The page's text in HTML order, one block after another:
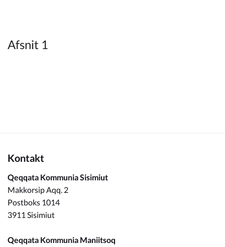
Afsnit 1
Kontakt
Qeqqata Kommunia Sisimiut
Makkorsip Aqq. 2
Postboks 1014
3911 Sisimiut
Qeqqata Kommunia Maniitsoq